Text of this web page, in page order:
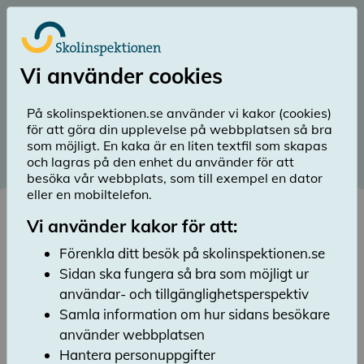
Till huvudinnehåll
searchSök
Publicerad: 24 oktober 2022
Undervisningen brister i
många Waldorfskolor
Lyssna
Skolinspektionen har under november 2021
till april 2022 genomfört en tematisk tillsyn
av 35 waldorfskolor i grundskolan.
Majoriteten av skolorna har brister i flera av
de inspekterade områdena.
Publicerat: 2022-10-19
Vi använder cookies
På skolinspektionen.se använder vi kakor (cookies)
för att göra din upplevelse på webbplatsen så bra
som möjligt. En kaka är en liten textfil som skapas
och lagras på den enhet du använder för att
besöka vår webbplats, som till exempel en dator
eller en mobiltelefon.
Vi använder kakor för att:
Förenkla ditt besök på skolinspektionen.se
Sidan ska fungera så bra som möjligt ur
användar- och tillgänglighetsperspektiv
Samla information om hur sidans besökare
använder webbplatsen
Hantera personuppgifter